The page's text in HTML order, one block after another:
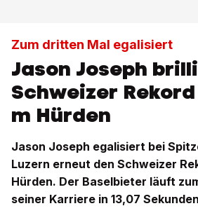
Zum dritten Mal egalisiert
Jason Joseph
Schweizer Rekord
m Hürden
Jason Joseph egalisiert bei
Luzern erneut den Schweizer
Hürden. Der Baselbieter läuft
seiner Karriere in 13,07